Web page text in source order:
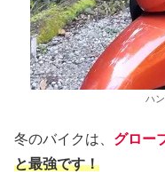
ハ
冬のバイクは、 グロー
と最強です！